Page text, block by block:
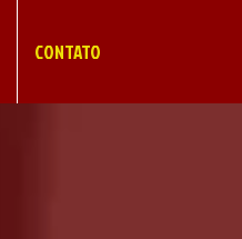
CONTATO